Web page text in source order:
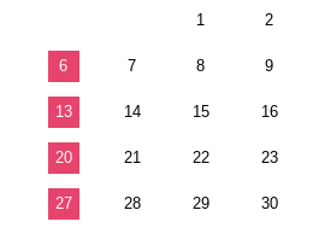
1 2
6 7 8 9
13 14 15 16
20 21 22 23
27 28 29 30